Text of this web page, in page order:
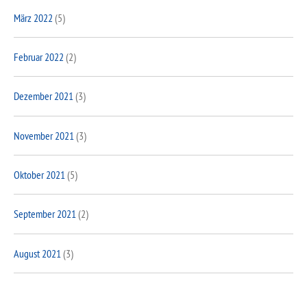
März 2022 (5)
Februar 2022 (2)
Dezember 2021(3)
November 2021 (3)
Oktober 2021(5)
September 2021(2)
August 2021 (3)